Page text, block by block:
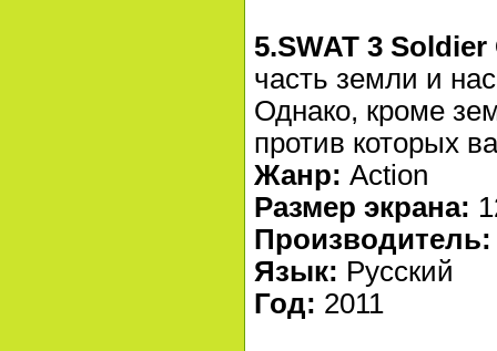
5.SWAT 3
часть земли и
Однако, кроме
против которых
Жанр: Action
Размер экрана:
Производитель:
Язык: Русский
Год: 2011